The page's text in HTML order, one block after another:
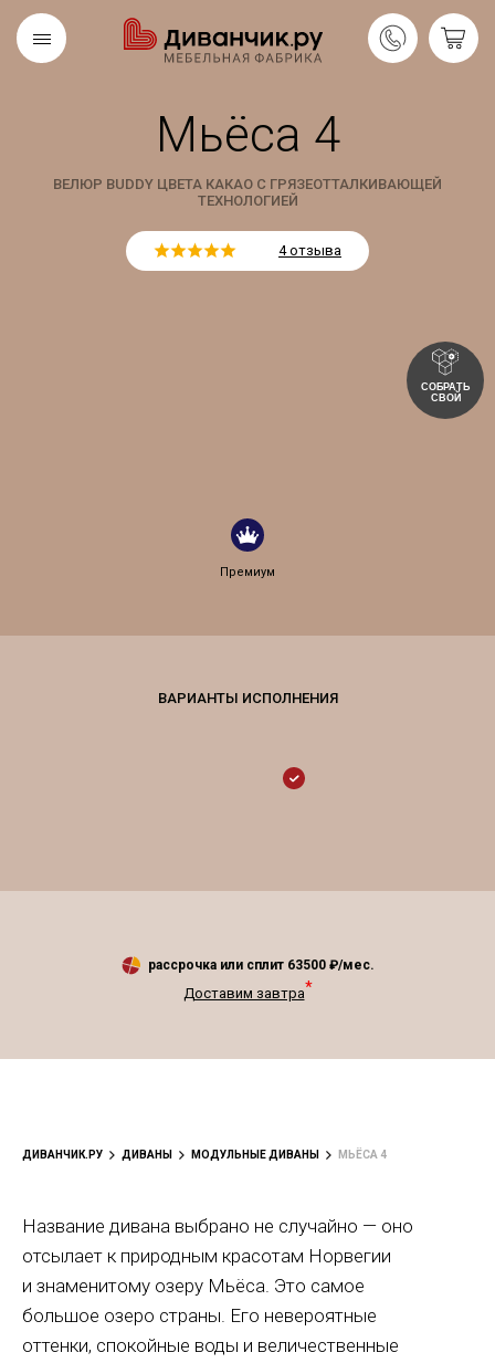
Мьёса 4
ВЕЛЮР BUDDY ЦВЕТА КАКАО С ГРЯЗЕОТТАЛКИВАЮЩЕЙ
ТЕХНОЛОГИЕЙ
4 отзыва
СОБРАТЬ
СВОЙ
Премиум
рассрочка или сплит 63500 ₽/мес.
Доставим завтра*
ДИВАНЧИК.РУ ДИВАНЫ МОДУЛЬНЫЕ ДИВАНЫ МЬЁСА 4
Название дивана выбрано не случайно — оно
отсылает к природным красотам Норвегии
и знаменитому озеру Мьёса. Это самое
большое озеро страны. Его невероятные
оттенки, спокойные воды и величественные
Скандинавская